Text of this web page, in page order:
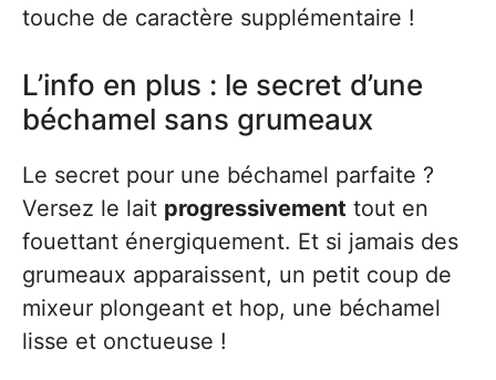
touche de caractère supplémentaire !
L’info en plus : le secret d’une
béchamel sans grumeaux
Le secret pour une béchamel parfaite ?
Versez le lait progressivement tout en
fouettant énergiquement. Et si jamais des
grumeaux apparaissent, un petit coup de
mixeur plongeant et hop, une béchamel
lisse et onctueuse !